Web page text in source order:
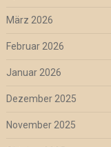
März 2026
Februar 2026
Januar 2026
Dezember 2025
November 2025